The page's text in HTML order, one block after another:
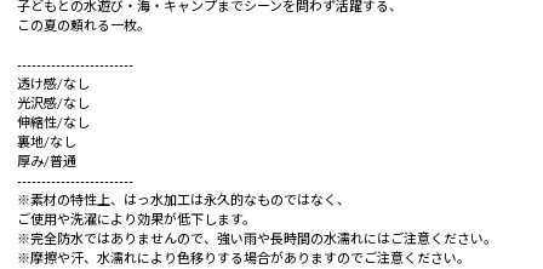
子どもとの水遊び・海・キャンプまでシーンを問わず活躍する、
この夏の頼れる一枚。
------------------------
透け感/なし
光沢感/なし
伸縮性/なし
裏地/なし
厚み/普通
------------------------
※素材の特性上、はっ水加工は永久的なものではなく、
ご使用や洗濯により効果が低下します。
※完全防水ではありませんので、強い雨や長時間の水濡れにはご注意ください。
※摩擦や汗、水濡れにより色移りする場合がありますのでご注意ください。